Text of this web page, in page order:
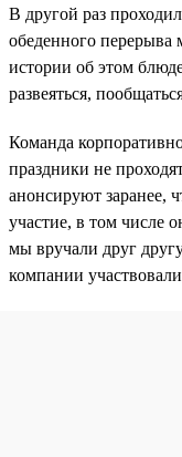
В другой раз
обеденного
истории об этом
развеяться,
Команда
праздники не
анонсируют заранее,
участие, в том числе
мы вручали друг
компании